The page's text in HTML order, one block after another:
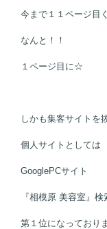
今まで１１ページ目
なんと！！
１ページ目に☆
しかも集客サイトを
個人サイトとしては
GooglePCサイト
『相模原 美容室』検
第１位になってお